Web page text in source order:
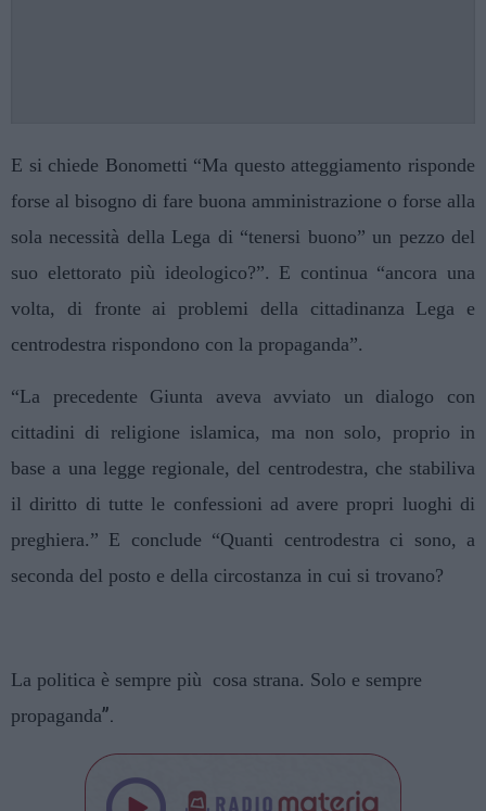
E si chiede Bonometti “Ma questo atteggiamento risponde
forse al bisogno di fare buona amministrazione o forse alla
sola necessità della Lega di “tenersi buono” un pezzo del
suo elettorato più ideologico?”. E continua “ancora una
volta, di fronte ai problemi della cittadinanza Lega e
centrodestra rispondono con la propaganda”.
“La precedente Giunta aveva avviato un dialogo con
cittadini di religione islamica, ma non solo, proprio in
base a una legge regionale, del centrodestra, che stabiliva
il diritto di tutte le confessioni ad avere propri luoghi di
preghiera.” E conclude “Quanti centrodestra ci sono, a
seconda del posto e della circostanza in cui si trovano?
La politica è sempre più cosa strana. Solo e sempre
propaganda”.